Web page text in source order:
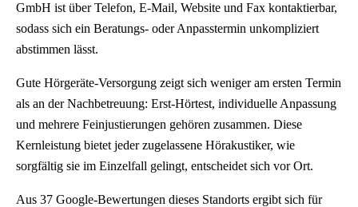
GmbH ist über Telefon, E-Mail, Website und Fax kontaktierbar,
sodass sich ein Beratungs- oder Anpasstermin unkompliziert
abstimmen lässt.
Gute Hörgeräte-Versorgung zeigt sich weniger am ersten Termin
als an der Nachbetreuung: Erst-Hörtest, individuelle Anpassung
und mehrere Feinjustierungen gehören zusammen. Diese
Kernleistung bietet jeder zugelassene Hörakustiker, wie
sorgfältig sie im Einzelfall gelingt, entscheidet sich vor Ort.
Aus 37 Google-Bewertungen dieses Standorts ergibt sich für